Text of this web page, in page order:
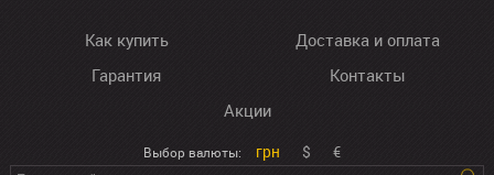
Как купить
Доставка и оплата
Гарантия
Контакты
Акции
Выбор валюты: грн $ €